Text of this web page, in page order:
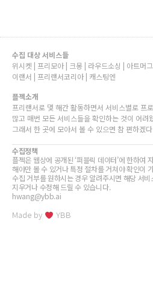
수집 대상 서비스들
위시켓 | 프리모아 | 크몽 | 라우드소싱 | 아트머
이랜서 | 프리랜서코리아 | 캐스팅엔
플젝소개
프리랜서로 몇 해간 활동하면서 서비스별로 프
많고 매번 모든 서비스들을 확인하는 것이 어려
그래서 한 곳에 모아서 볼 수 있으면 참 편하겠
수집정책
플젝은 웹상에 공개된 ‘퍼블릭 데이터’에 한하여
해야만 볼 수 있거나 특정 절차를 거쳐야 확인이
수집 거부를 원하시는 경우 알려주시면 해당 서
지우거나 수정해 드릴 수 있습니다.
hwang@ybb.ai
Made by YBB